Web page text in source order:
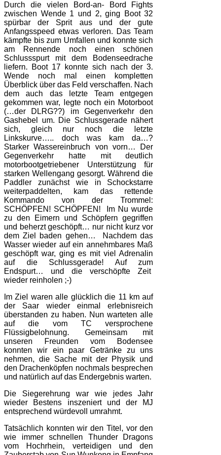
Durch die vielen Bord-an- Bord Fights
zwischen Wende 1 und 2, ging Boot 32
spürbar der Sprit aus und der gute
Anfangsspeed etwas verloren. Das Team
kämpfte bis zum Umfallen und konnte sich
am Rennende noch einen schönen
Schlussspurt mit dem Bodenseedrache
liefern. Boot 17 konnte sich nach der 3.
Wende noch mal einen kompletten
Überblick über das Feld verschaffen. Nach
dem auch das letzte Team entgegen
gekommen war, legte noch ein Motorboot
(…der DLRG??) im Gegenverkehr den
Gashebel um. Die Schlussgerade nähert
sich, gleich nur noch die letzte
Linkskurve….. doch was kam da…?
Starker Wassereinbruch von vorn… Der
Gegenverkehr hatte mit deutlich
motorbootgetriebener Unterstützung für
starken Wellengang gesorgt. Während die
Paddler zunächst wie in Schockstarre
weiterpaddelten, kam das rettende
Kommando von der Trommel:
SCHÖPFEN! SCHÖPFEN!
Im Nu wurde
zu den Eimern und Schöpfern gegriffen
und beherzt geschöpft… nur nicht kurz vor
dem Ziel baden gehen…
Nachdem das
Wasser wieder auf ein annehmbares Maß
geschöpft war, ging es mit viel Adrenalin
auf die Schlussgerade! Auf zum
Endspurt… und die verschöpfte Zeit
wieder reinholen ;-)
Im Ziel waren alle glücklich die 11 km auf
der Saar wieder einmal erlebnisreich
überstanden zu haben. Nun warteten alle
auf die vom TC versprochene
Flüssigbelohnung. Gemeinsam mit
unseren Freunden vom Bodensee
konnten wir ein paar Getränke zu uns
nehmen, die Sache mit der Physik und
den Drachenköpfen nochmals besprechen
und natürlich auf das Endergebnis warten.
Die Siegerehrung war wie jedes Jahr
wieder Bestens inszeniert und der MJ
entsprechend würdevoll umrahmt.
Tatsächlich konnten wir den Titel, vor den
wie immer schnellen Thunder Dragons
vom Hochrhein, verteidigen und den